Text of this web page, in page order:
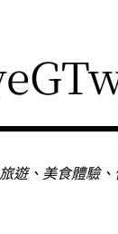
遊、美食體驗